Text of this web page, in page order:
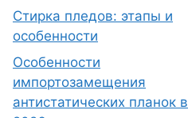
Стирка пледов: этапы и
особенности
Особенности
импортозамещения
антистатических планок в